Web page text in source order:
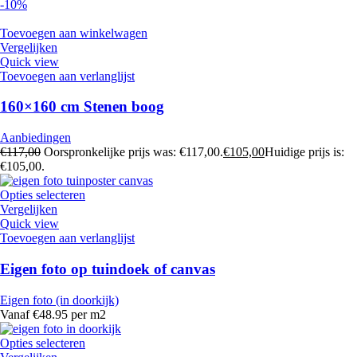
-10%
Toevoegen aan winkelwagen
Vergelijken
Quick view
Toevoegen aan verlanglijst
160×160 cm Stenen boog
Aanbiedingen
€117,00 Oorspronkelijke prijs was: €117,00.€105,00Huidige prijs is:
€105,00.
Opties selecteren
Vergelijken
Quick view
Toevoegen aan verlanglijst
Eigen foto op tuindoek of canvas
Eigen foto (in doorkijk)
Vanaf €48.95 per m2
Opties selecteren